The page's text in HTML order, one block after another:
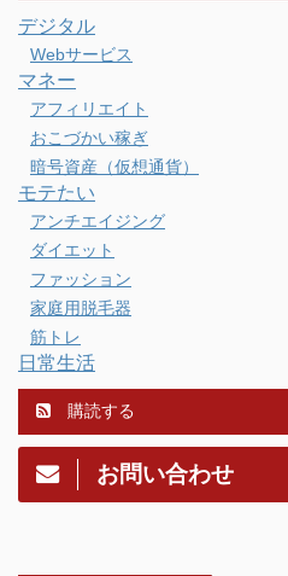
デジタル
Webサービス
マネー
アフィリエイト
おこづかい稼ぎ
暗号資産（仮想通貨）
モテたい
アンチエイジング
ダイエット
ファッション
家庭用脱毛器
筋トレ
日常生活
購読する
お問い合わせ